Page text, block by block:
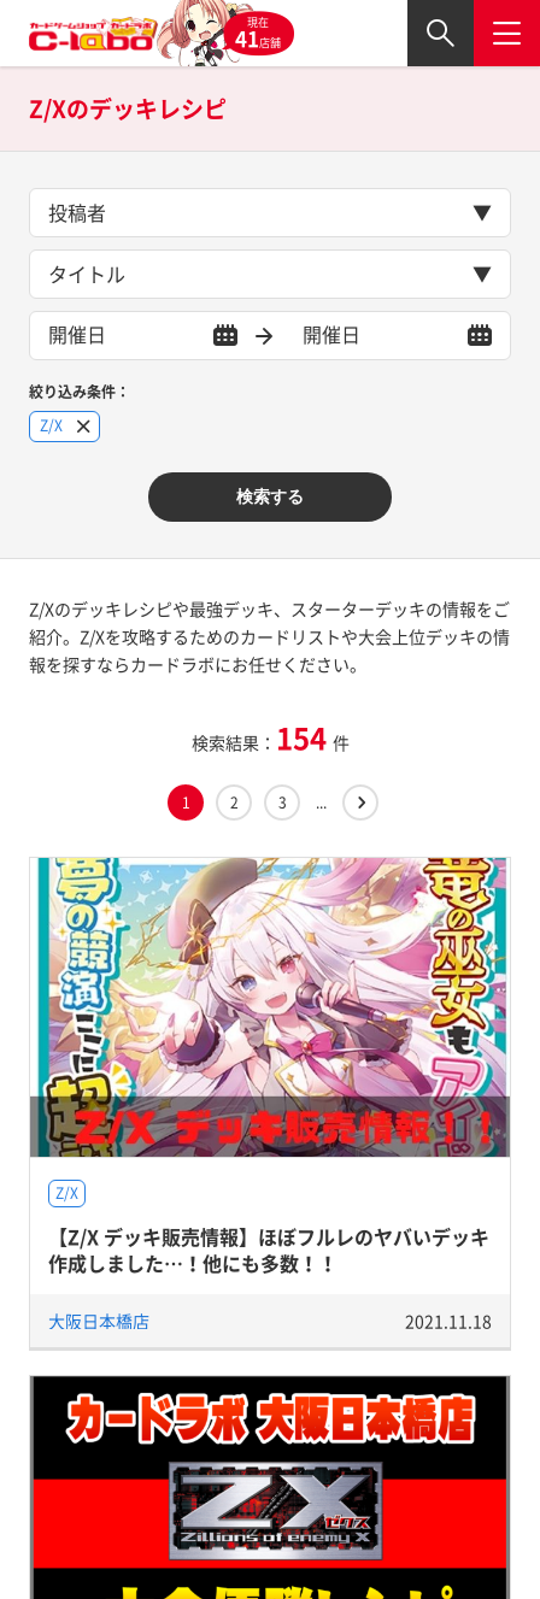
現在
41店舗
Z/Xのデッキレシピ
投稿者
タイトル
絞り込み条件：
Z/X
検索する
Z/Xのデッキレシピや最強デッキ、スターターデッキの情報をご
紹介。Z/Xを攻略するためのカードリストや大会上位デッキの情
報を探すならカードラボにお任せください。
検索結果： 154 件
1 2 3 ...
Z/X
【Z/X デッキ販売情報】ほぼフルレのヤバいデッキ
作成しました…！他にも多数！！
大阪日本橋店 2021.11.18